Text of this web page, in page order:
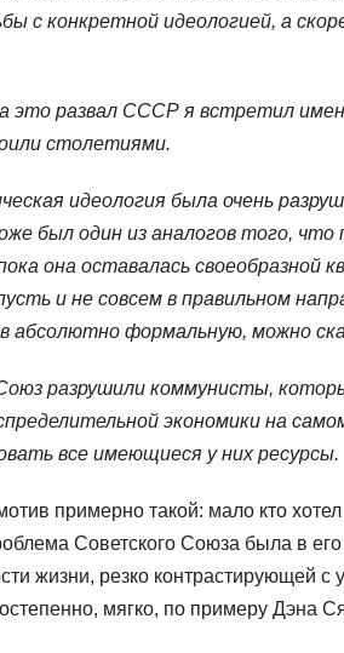
с конкретной идеологией, а
это развал СССР я встретил
столетиями.
идеология была очень
был один из аналогов того, что
она оставалась своеобразной
и не совсем в правильном
абсолютно формальную, можно
разрушили коммунисты,
экономики на
все имеющиеся у них ресурсы.
примерно такой: мало кто
Советского Союза была в
жизни, резко контрастирующей
мягко, по примеру Дэна